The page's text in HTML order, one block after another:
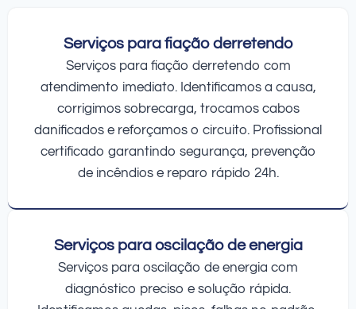
Serviços para fiação derretendo
Serviços para fiação derretendo com
atendimento imediato. Identificamos a causa,
corrigimos sobrecarga, trocamos cabos
danificados e reforçamos o circuito. Profissional
certificado garantindo segurança, prevenção
de incêndios e reparo rápido 24h.
Serviços para oscilação de energia
Serviços para oscilação de energia com
diagnóstico preciso e solução rápida.